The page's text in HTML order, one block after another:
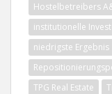
Hostelbetreibers
institutionelle
niedrigste Ergebnis
TPG Real Estate